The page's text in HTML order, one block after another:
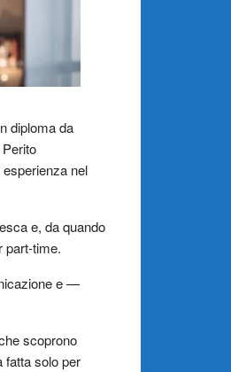
diploma da
nel
e, da quando
part-time.
e —
scoprono
fatta solo per